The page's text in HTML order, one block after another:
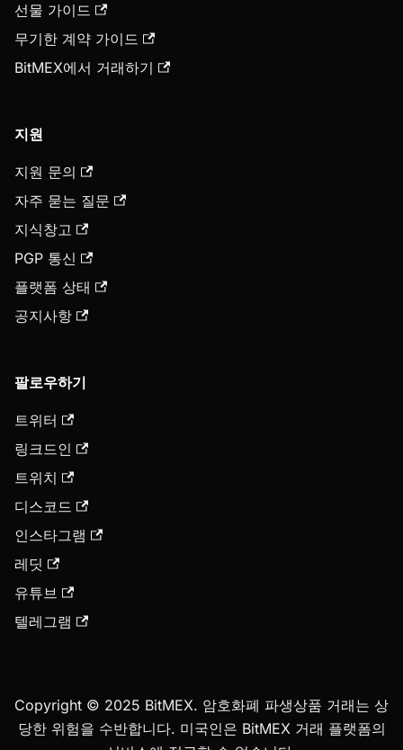
선물 가이드
무기한 계약 가이드
BitMEX에서 거래하기
지원
지원 문의
자주 묻는 질문
지식창고
PGP 통신
플랫폼 상태
공지사항
팔로우하기
트위터
링크드인
트위치
디스코드
인스타그램
레딧
유튜브
텔레그램
Copyright © 2025 BitMEX. 암호화폐 파생상품 거래는 상
당한 위험을 수반합니다. 미국인은 BitMEX 거래 플랫폼의